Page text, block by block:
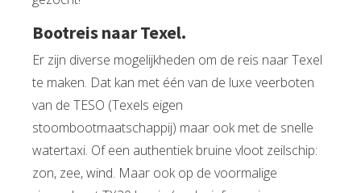
Bootreis naar Texel.
Er zijn diverse mogelijkheden om de reis naar Texel
te maken. Dat kan met één van de luxe veerboten
van de TESO (Texels eigen
stoombootmaatschappij) maar ook met de snelle
watertaxi. Of een authentiek bruine vloot zeilschip:
zon, zee, wind. Maar ook op de voormalige